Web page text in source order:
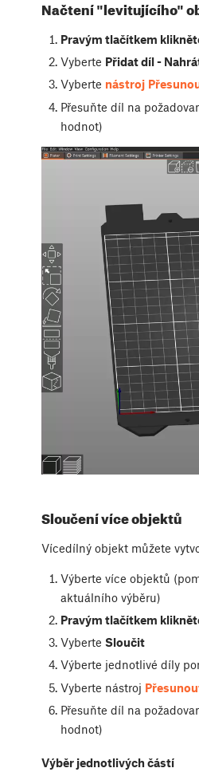
Načtení "levitujícího"
Pravým tlačítkem
Vyberte Přidat díl -
Vyberte nástroj
Přesuňte díl na
hodnot)
Sloučení více objektů
Vícedílný objekt můžete
Výberte více objektů
aktuálního výběru)
Pravým tlačítkem
Vyberte Sloučit
Výberte jednotlivé díly
Vyberte nástroj
Přesuňte díl na
hodnot)
Výběr jednotlivých částí